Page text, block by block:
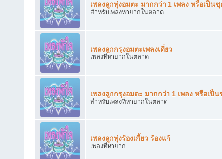
เพลงลูกทุ่งอมตะ มากกว่า 1 เพลง หรือเป็นชุ
สำหรับเพลงหายากในตลาด
เพลงลูกกรุงอมตะเพลงเดี่ยว
เพลงที่หายากในตลาด
เพลงลูกกรุงอมตะ มากกว่า 1 เพลง หรือเป็น
สำหรับเพลงที่หายากในตลาด
เพลงลูกทุ่งร้องเกี้ยว ร้องแก้
เพลงที่หายาก